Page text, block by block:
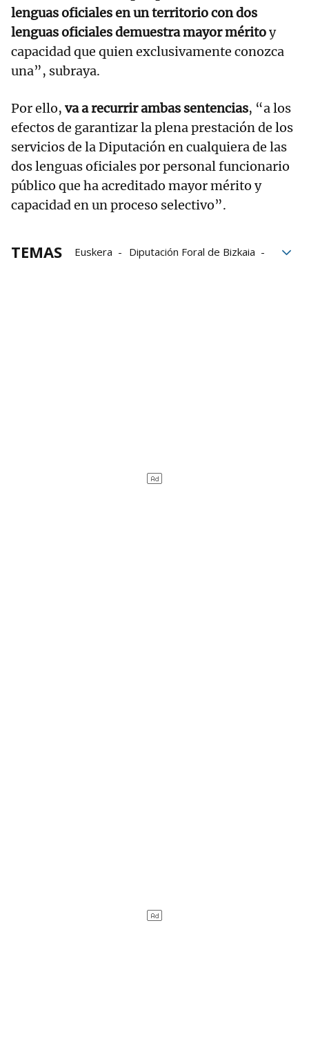
lenguas oficiales en un territorio con dos
lenguas oficiales demuestra mayor méritoy
capacidad que quien exclusivamente conozca
una”, subraya.
Por ello, va a recurrir ambas sentencias, “a los
efectos de garantizar la plena prestación de los
servicios de la Diputación en cualquiera de las
dos lenguas oficiales por personal funcionario
público que ha acreditado mayor mérito y
capacidad en un proceso selectivo”.
TEMAS Euskera
Diputación Foral de Bizkaia